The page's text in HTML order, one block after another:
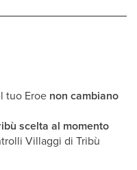
tuo Eroe non cambiano
scelta al momento
Villaggi di Tribù